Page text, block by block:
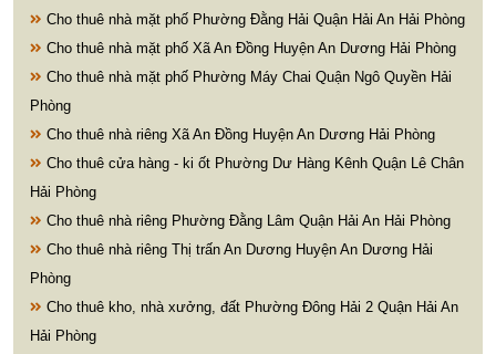
Cho thuê nhà mặt phố Phường Đằng Hải Quận Hải An Hải Phòng
Cho thuê nhà mặt phố Xã An Đồng Huyện An Dương Hải Phòng
Cho thuê nhà mặt phố Phường Máy Chai Quận Ngô Quyền Hải
Phòng
Cho thuê nhà riêng Xã An Đồng Huyện An Dương Hải Phòng
Cho thuê cửa hàng - ki ốt Phường Dư Hàng Kênh Quận Lê Chân
Hải Phòng
Cho thuê nhà riêng Phường Đằng Lâm Quận Hải An Hải Phòng
Cho thuê nhà riêng Thị trấn An Dương Huyện An Dương Hải
Phòng
Cho thuê kho, nhà xưởng, đất Phường Đông Hải 2 Quận Hải An
Hải Phòng